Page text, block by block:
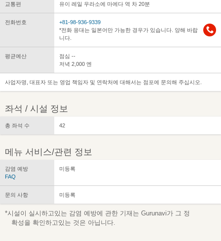
교통편 유이 레일 우라소에 마에다 역 차 20분
전화번호
+81-98-936-9339
*전화 응대는 일본어만 가능한 경우가 있습니다. 양해 바랍
니다.
평균예산
점심 --
저녁 2,000 엔
사업자명, 대표자 또는 영업 책임자 및 연락처에 대해서는 점포에 문의해 주십시오.
좌석 / 시설 정보
총 좌석 수 42
메뉴 서비스/관련 정보
감염 예방
FAQ
미등록
문의 사항 미등록
*시설이 실시하고있는 감염 예방에 관한 기재는 Gurunavi가 그 정
확성을 확인하고있는 것은 아닙니다.